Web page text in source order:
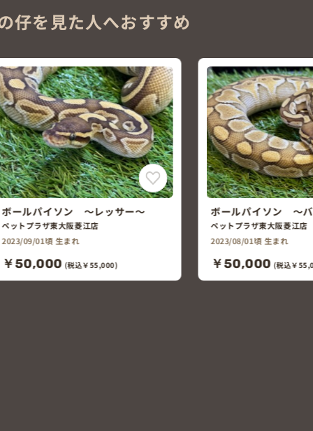
仔を見た人へおすすめ
ボールパイソン ～バター～
ペットプラザ東大阪菱江店
2023/08/01頃 生まれ
￥50,000 (税込￥55,000)